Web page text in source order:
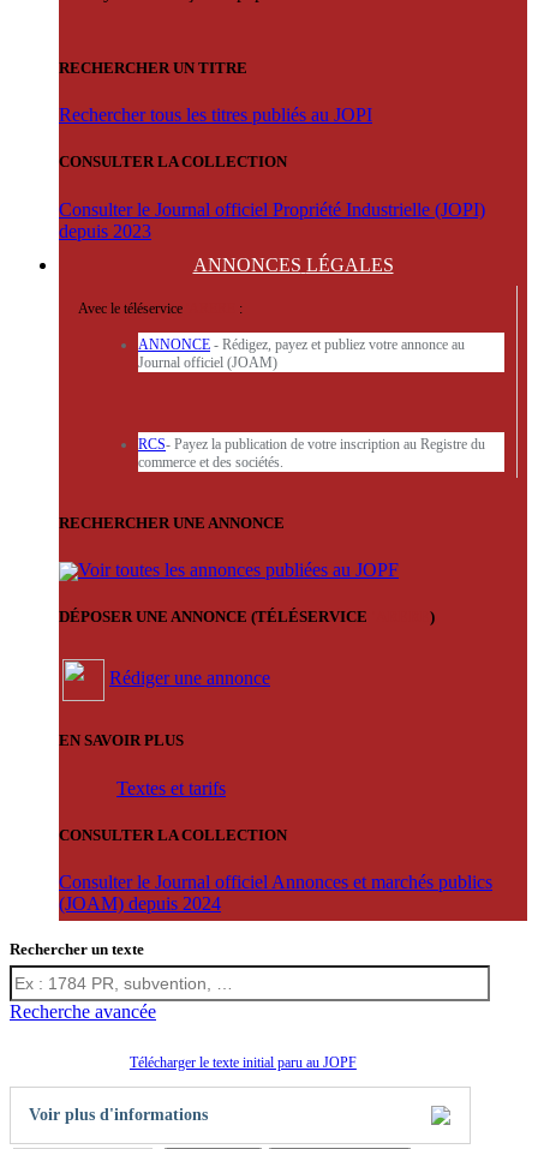
RECHERCHER UN TITRE
Rechercher tous les titres publiés au JOPI
CONSULTER LA COLLECTION
Consulter le Journal officiel Propriété Industrielle (JOPI)
depuis 2023
ANNONCES LÉGALES
Avec le téléservice :
ANNONCE - Rédigez, payez et publiez votre annonce au
Journal officiel (JOAM)
RCS- Payez la publication de votre inscription au Registre du
commerce et des sociétés.
RECHERCHER UNE ANNONCE
Voir toutes les annonces publiées au JOPF
DÉPOSER UNE ANNONCE (TÉLÉSERVICE )
Rédiger une annonce
EN SAVOIR PLUS
Textes et tarifs
CONSULTER LA COLLECTION
Consulter le Journal officiel Annonces et marchés publics
(JOAM) depuis 2024
Rechercher un texte
Recherche avancée
Télécharger le texte initial paru au JOPF
Voir plus d'informations